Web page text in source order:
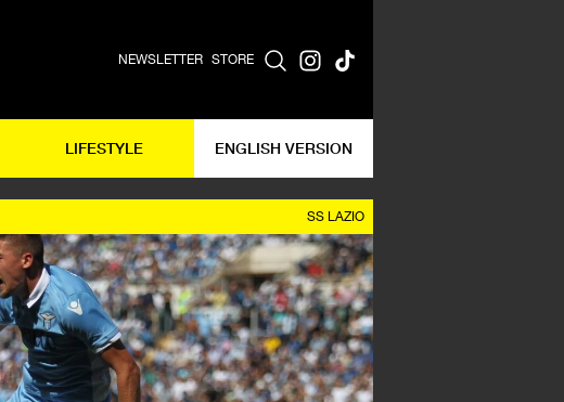
NEWSLETTER STORE
LIFESTYLE ENGLISH VERSION
SS LAZIO